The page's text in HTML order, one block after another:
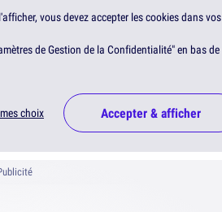
vous devez accepter les cookies dans vos
de Gestion de la Confidentialité" en bas de
choix Accepter & afficher